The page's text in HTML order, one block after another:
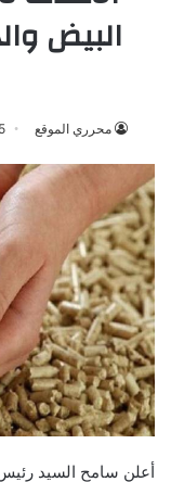
البيض
محرري الموقع 5 سبتمبر، 2024
أعلن سامح السيد رئيس